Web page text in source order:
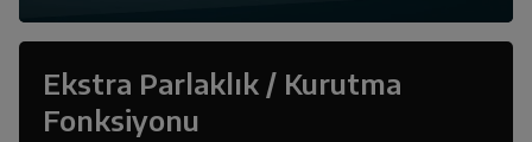
Ekstra Parlaklık / Kurutma
Fonksiyonu